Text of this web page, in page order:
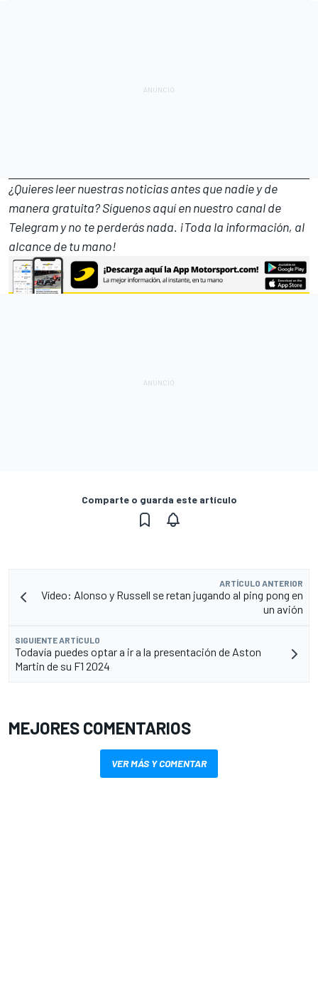
¿Quieres leer nuestras noticias antes que nadie y de
manera gratuita? Síguenosaquí en nuestro canal de
Telegramy no te perderás nada. ¡Toda la información, al
alcance de tu mano!
Comparte o guarda este artículo
ARTÍCULO ANTERIOR
Vídeo: Alonso y Russell se retan jugando al ping pong en
un avión
SIGUIENTE ARTÍCULO
Todavía puedes optar a ir a la presentación de Aston
Martin de su F1 2024
MEJORES COMENTARIOS
VER MÁS Y COMENTAR